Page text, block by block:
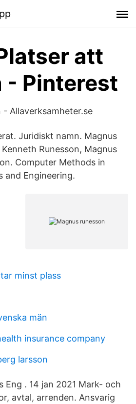
att
- Pinterest
- Allaverksamheter.se
Juridiskt namn. Magnus
Runesson, Magnus
Computer Methods in
and Engineering.
minst plass
män
insurance company
larsson
Eng . 14 jan 2021 Mark- och
avtal, arrenden. Ansvarig